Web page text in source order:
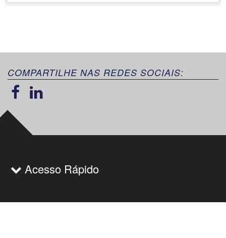
COMPARTILHE NAS REDES SOCIAIS:
Acesso Rápido